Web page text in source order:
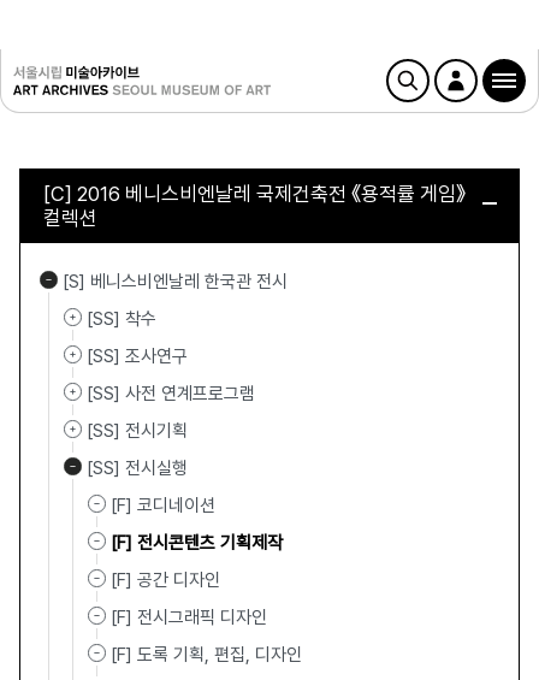
[C] 2016 베니스비엔날레 국제건축전 《용적률 게임》
컬렉션
[S] 베니스비엔날레 한국관 전시
[SS] 착수
[SS] 조사연구
[SS] 사전 연계프로그램
[SS] 전시기획
[SS] 전시실행
[F] 코디네이션
[F] 전시콘텐츠 기획제작
[F] 공간 디자인
[F] 전시그래픽 디자인
[F] 도록 기획, 편집, 디자인